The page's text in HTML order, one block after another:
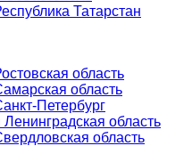
Татарстан
область
область
Петербург
Ленинградская область
область